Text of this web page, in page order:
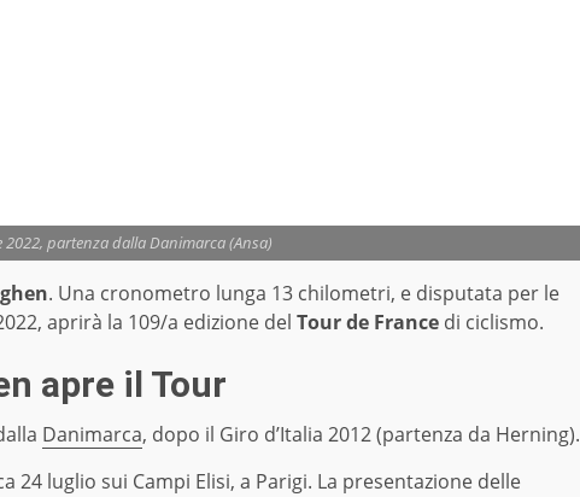
2022, partenza dalla Danimarca (Ansa)
. Una cronometro lunga 13 chilometri, e disputata per le
aprirà la 109/a edizione del Tour de France di ciclismo.
apre il Tour
Danimarca, dopo il Giro d’Italia 2012 (partenza da Herning).
24 luglio sui Campi Elisi, a Parigi. La presentazione delle